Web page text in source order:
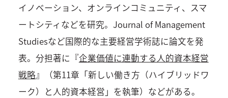
イノベーション、オンラインコミュニティ、スマ
ートシティなどを研究。Journal of Management
Studiesなど国際的な主要経営学術誌に論文を発
表。分担著に『企業価値に連動する人的資本経営
戦略』（第11章「新しい働き方（ハイブリッドワ
ーク）と人的資本経営」を執筆）などがある。